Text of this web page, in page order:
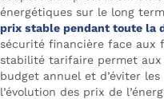
énergétiques sur le long
prix stable pendant toute la
sécurité financière face aux
stabilité tarifaire permet
budget annuel et d’éviter
l’évolution des prix de